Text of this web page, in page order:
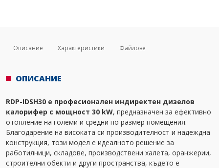
Описание Характеристики Файлове
ОПИСАНИЕ
RDP-IDSH30 е професионален индиректен дизелов
калорифер с мощност 30 kW, предназначен за ефективно
отопление на големи и средни по размер помещения.
Благодарение на високата си производителност и надеждна
конструкция, този модел е идеалното решение за
работилници, складове, производствени халета, оранжерии,
строителни обекти и други пространства, където е